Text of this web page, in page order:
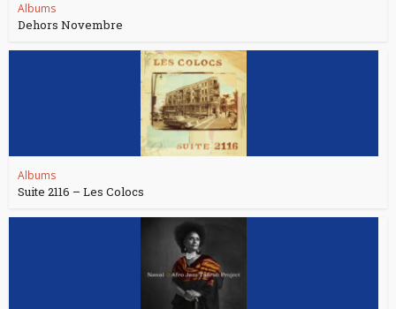
Albums
Dehors Novembre
Albums
Suite 2116 – Les Colocs